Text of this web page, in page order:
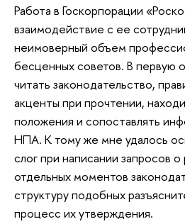
Работа в Госкорпорации
взаимодействие с ее
неимоверный объем
бесценных советов. В первую
читать законодательство,
акценты при прочтении,
положения и сопоставлять
НПА. К тому же мне удалось
слог при написании запросов
отдельных моментов
структуру подобных
процесс их утверждения.